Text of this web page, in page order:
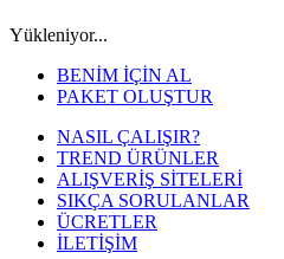
Yükleniyor...
BENİM İÇİN AL
PAKET OLUŞTUR
NASIL ÇALIŞIR?
TREND ÜRÜNLER
ALIŞVERİŞ SİTELERİ
SIKÇA SORULANLAR
ÜCRETLER
İLETİŞİM